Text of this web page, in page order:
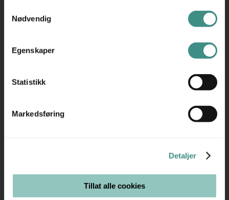
Nødvendig
Egenskaper
Statistikk
Markedsføring
Detaljer
Tillat alle cookies
JYSK et populært valg for både hjem og arbeidsplasser.
RING OSS PÅ 22 15 15 00